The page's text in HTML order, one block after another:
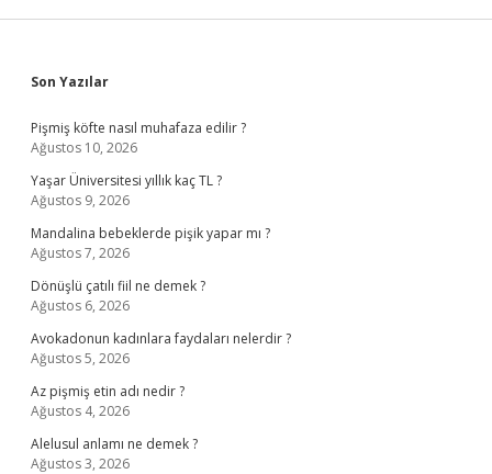
Sidebar
Son Yazılar
Pişmiş köfte nasıl muhafaza edilir ?
Ağustos 10, 2026
Yaşar Üniversitesi yıllık kaç TL ?
Ağustos 9, 2026
Mandalina bebeklerde pişik yapar mı ?
Ağustos 7, 2026
Dönüşlü çatılı fiil ne demek ?
Ağustos 6, 2026
Avokadonun kadınlara faydaları nelerdir ?
Ağustos 5, 2026
Az pişmiş etin adı nedir ?
Ağustos 4, 2026
Alelusul anlamı ne demek ?
Ağustos 3, 2026